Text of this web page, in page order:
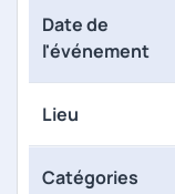
Date de
l'événement
Lieu
Catégories